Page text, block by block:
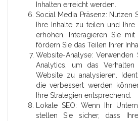
Inhalten erreicht werden.
Social Media Präsenz: Nutzen
Ihre Inhalte zu teilen und
erhöhen. Interagieren Sie
fördern Sie das Teilen Ihrer
Website-Analyse:
Analytics, um das
Website zu analysieren.
die verbessert werden
Ihre Strategien entsprechend.
Lokale SEO: Wenn Ihr
stellen Sie sicher, dass